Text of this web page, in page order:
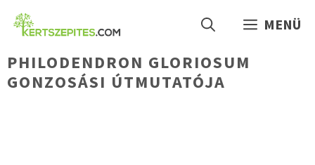
Kilépés
MENÜ
PHILODENDRON GLORIOSUM
GONZOSÁSI ÚTMUTATÓJA